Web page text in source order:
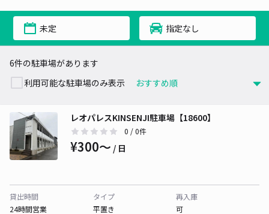
未定 指定なし
6件の駐車場があります
利用可能な駐車場のみ表示
レオパレスKINSENJI駐車場【18600】
0 / 0件
¥300〜 / 日
貸出時間
24時間営業
タイプ
平置き
再入庫
可